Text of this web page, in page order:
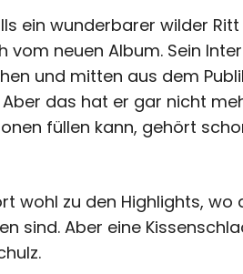
ein wunderbarer wilder
vom neuen Album. Sein
und mitten aus dem
das hat er gar nicht
füllen kann, gehört
wohl zu den Highlights,
sind. Aber eine